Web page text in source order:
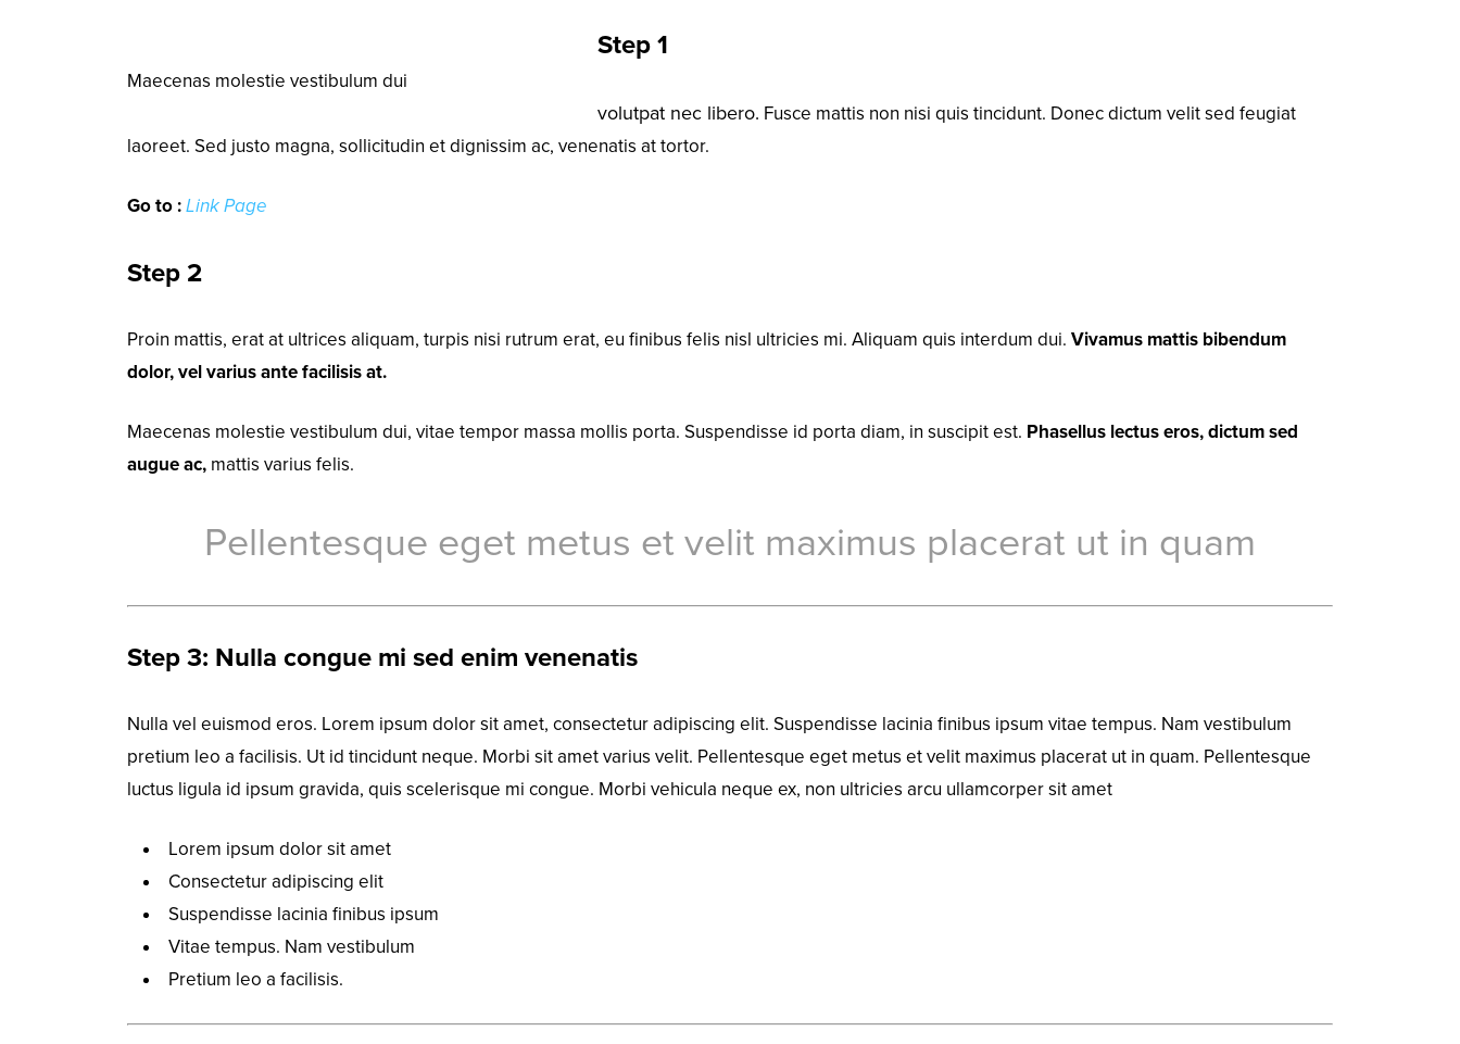
Maecenas molestie vestibulum dui
Step 1
volutpat nec libero. Fusce mattis non nisi quis tincidunt. Donec dictum velit sed feugiat
laoreet. Sed justo magna, sollicitudin et dignissim ac, venenatis at tortor.
Go to :Link Page
Step 2
Proin mattis, erat at ultrices aliquam, turpis nisi rutrum erat, eu finibus felis nisl ultricies mi. Aliquam quis interdum dui. Vivamus mattis bibendum
dolor, vel varius ante facilisis at.
Maecenas molestie vestibulum dui, vitae tempor massa mollis porta. Suspendisse id porta diam, in suscipit est. Phasellus lectus eros, dictum sed
augue ac, mattis varius felis.
Pellentesque eget metus et velit maximus placerat ut in quam
Step 3: Nulla congue mi sed enim venenatis
Nulla vel euismod eros. Lorem ipsum dolor sit amet, consectetur adipiscing elit. Suspendisse lacinia finibus ipsum vitae tempus. Nam vestibulum
pretium leo a facilisis. Ut id tincidunt neque. Morbi sit amet varius velit. Pellentesque eget metus et velit maximus placerat ut in quam. Pellentesque
luctus ligula id ipsum gravida, quis scelerisque mi congue. Morbi vehicula neque ex, non ultricies arcu ullamcorper sit amet
Lorem ipsum dolor sit amet
Consectetur adipiscing elit
Suspendisse lacinia finibus ipsum
Vitae tempus. Nam vestibulum
Pretium leo a facilisis.